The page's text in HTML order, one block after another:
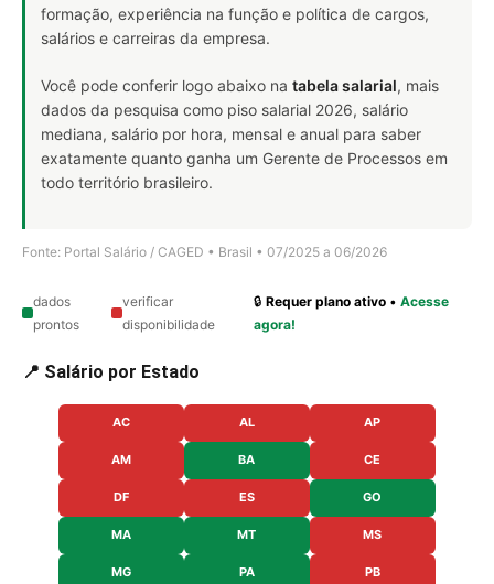
formação, experiência na função e política de cargos,
salários e carreiras da empresa.
Você pode conferir logo abaixo na tabela salarial, mais
dados da pesquisa como piso salarial 2026, salário
mediana, salário por hora, mensal e anual para saber
exatamente quanto ganha um Gerente de Processos em
todo território brasileiro.
Fonte: Portal Salário / CAGED • Brasil • 07/2025 a 06/2026
dados
prontos
verificar
disponibilidade
🔒Requer plano ativo •Acesse
agora!
📍 Salário por Estado
AC AL AP
AM BA CE
DF ES GO
MA MT MS
MG PA PB